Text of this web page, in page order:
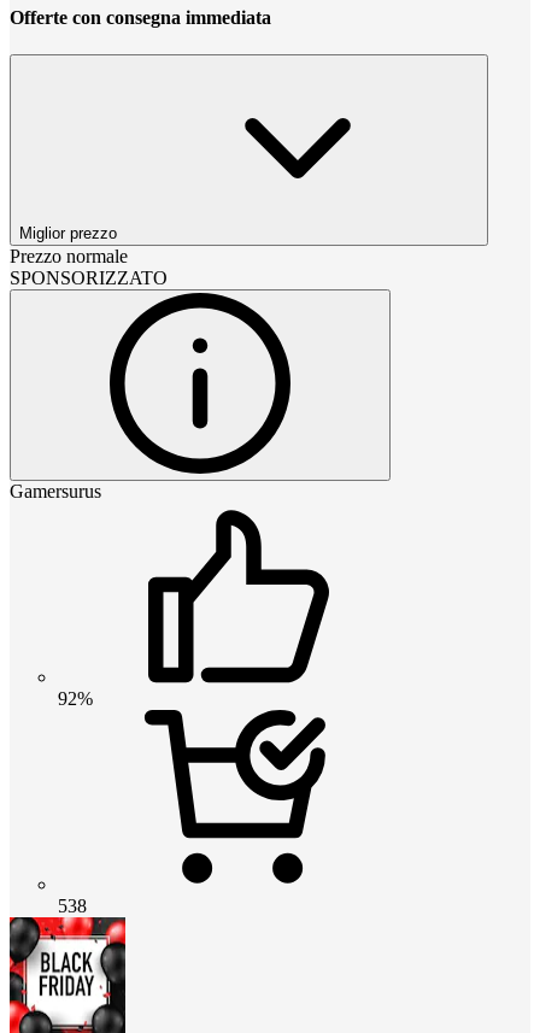
Offerte con consegna immediata
Miglior prezzo
Prezzo normale
SPONSORIZZATO
Gamersurus
92%
538